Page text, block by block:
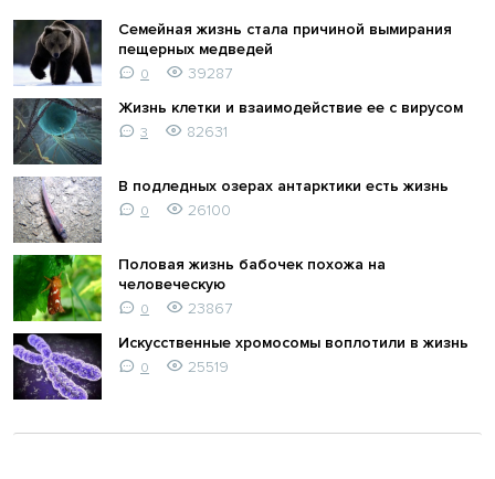
Семейная жизнь стала причиной вымирания
пещерных медведей
0
39287
Жизнь клетки и взаимодействие ее с вирусом
3 82631
В подледных озерах антарктики есть жизнь
0 26100
Половая жизнь бабочек похожа на
человеческую
0
23867
Искусственные хромосомы воплотили в жизнь
0 25519